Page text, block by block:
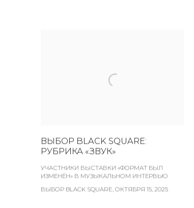
ВЫБОР BLACK SQUARE:
РУБРИКА «ЗВУК»
УЧАСТНИКИ ВЫСТАВКИ «ФОРМАТ БЫЛ
ИЗМЕНЁН» В МУЗЫКАЛЬНОМ ИНТЕРВЬЮ
ВЫБОР BLACK SQUARE, ОКТЯБРЯ 15, 2025